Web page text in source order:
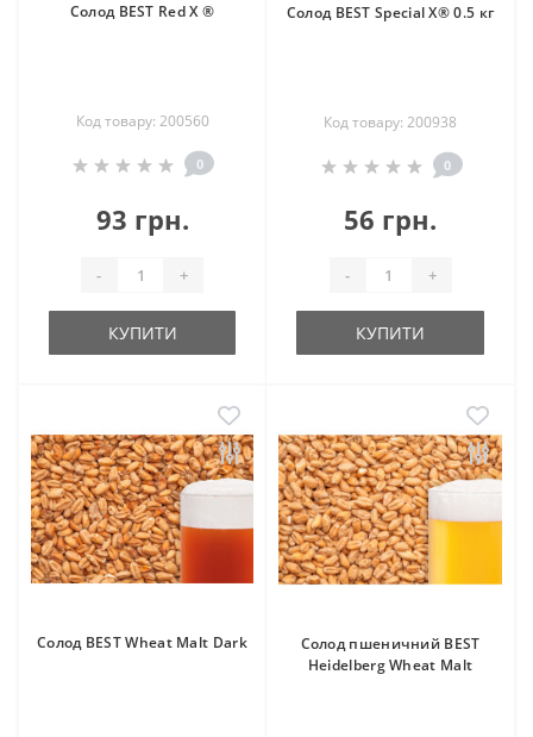
Солод BEST Red X ®
Код товару: 200560
0
93 грн.
- +
КУПИТИ
Солод BEST Special X® 0.5 кг
Код товару: 200938
0
56 грн.
- +
КУПИТИ
Солод BEST Wheat Malt Dark
Солод пшеничний BEST
Heidelberg Wheat Malt